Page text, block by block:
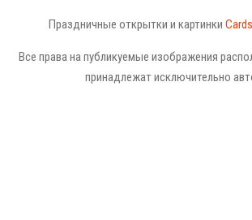
Праздничные открытки и картинки
Все права на публикуемые изображения
принадлежат исключительно